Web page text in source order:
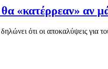
«κατέρρεαν» αν
ότι οι αποκαλύψεις για